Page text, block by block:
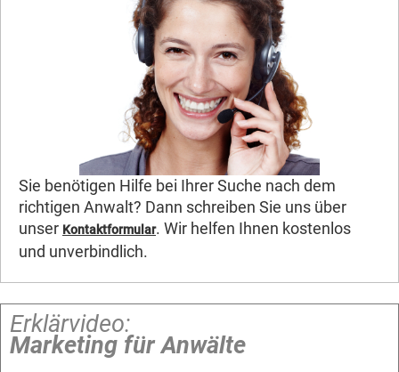
Sie benötigen Hilfe bei Ihrer Suche nach dem
richtigen Anwalt? Dann schreiben Sie uns über
unser Kontaktformular. Wir helfen Ihnen kostenlos
und unverbindlich.
Erklärvideo:
Marketing für Anwälte